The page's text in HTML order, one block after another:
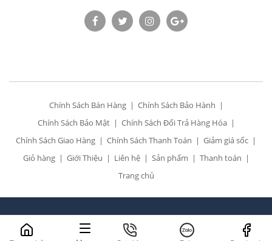
Chính Sách Bán Hàng
Chính Sách Bảo Hành
Chính Sách Bảo Mật
Chính Sách Đổi Trả Hàng Hóa
Chính Sách Giao Hàng
Chính Sách Thanh Toán
Giảm giá sốc
Giỏ hàng
Giới Thiệu Liên hệ Sản phẩm
Thanh toán
Trang chủ
All Rights Reserved. Designed bySiêu thị điện 24h